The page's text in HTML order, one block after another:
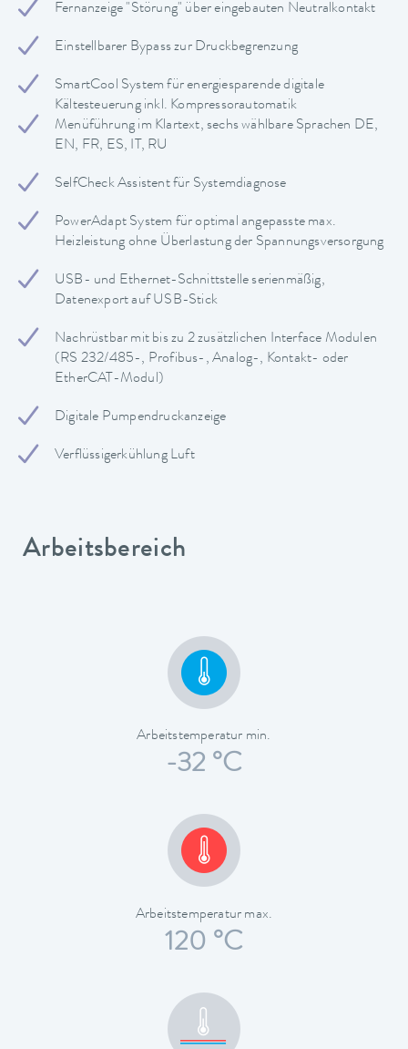
Fernanzeige "Störung" über eingebauten Neutralkontakt
Einstellbarer Bypass zur Druckbegrenzung
SmartCool System für energiesparende digitale
Kältesteuerung inkl. Kompressorautomatik
Menüführung im Klartext, sechs wählbare Sprachen DE,
EN, FR, ES, IT, RU
SelfCheck Assistent für Systemdiagnose
PowerAdapt System für optimal angepasste max.
Heizleistung ohne Überlastung der Spannungsversorgung
USB- und Ethernet-Schnittstelle serienmäßig,
Datenexport auf USB-Stick
Nachrüstbar mit bis zu 2 zusätzlichen Interface Modulen
(RS 232/485-, Profibus-, Analog-, Kontakt- oder
EtherCAT-Modul)
Digitale Pumpendruckanzeige
Verflüssigerkühlung Luft
Arbeitsbereich
Arbeitstemperatur min.
-32 °C
Arbeitstemperatur max.
120 °C